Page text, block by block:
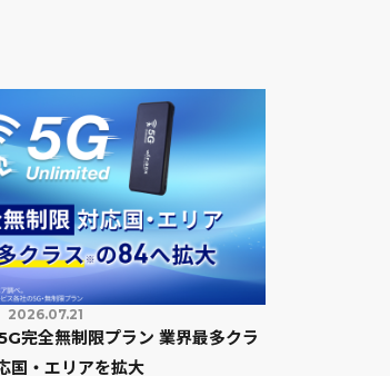
2026.07.21
完全無制限プラン 業界最多クラ
・エリアを拡大